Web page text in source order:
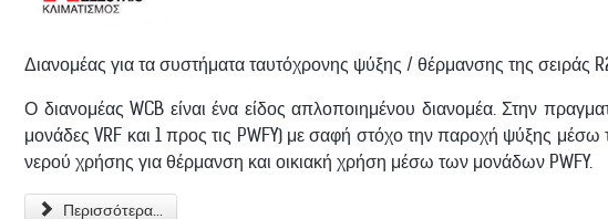
Διανομέας για τα συστήματα ταυτόχρονης ψύξης / θέρμανσης της σειράς
Ο διανομέας WCB είναι ένα είδος απλοποιημένου διανομέα. Στην
μονάδες VRF και 1 προς τις PWFY) με σαφή στόχο την παροχή ψύξης
νερού χρήσης για θέρμανση και οικιακή χρήση μέσω των μονάδων PWFY.
Περισσότερα...